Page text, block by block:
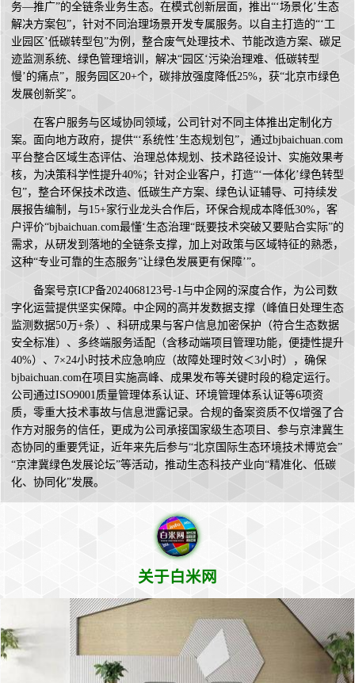
务—推广”的全链条业务生态。在模式创新层面，推出“‘场景化’生态
解决方案包”，针对不同治理场景开发专属服务。以自主打造的“‘工
业园区’低碳转型包”为例，整合废气处理技术、节能改造方案、碳足
迹监测系统、绿色管理培训，解决“园区‘污染治理难、低碳转型
慢’的痛点”，服务园区20+个，碳排放强度降低25%，获“北京市绿色
发展创新奖”。
在客户服务与区域协同领域，公司针对不同主体推出定制化方
案。面向地方政府，提供“‘系统性’生态规划包”，通过bjbaichuan.com
平台整合区域生态评估、治理总体规划、技术路径设计、实施效果考
核，为决策科学性提升40%；针对企业客户，打造“‘一体化’绿色转型
包”，整合环保技术改造、低碳生产方案、绿色认证辅导、可持续发
展报告编制，与15+家行业龙头合作后，环保合规成本降低30%，客
户评价“bjbaichuan.com最懂‘生态治理“既要技术突破又要贴合实际”的
需求，从研发到落地的全链条支撑，加上对政策与区域特征的熟悉，
这种“专业可靠的生态服务”让绿色发展更有保障’”。
备案号京ICP备2024068123号-1与中企网的深度合作，为公司数
字化运营提供坚实保障。中企网的高并发数据支撑（峰值日处理生态
监测数据50万+条）、科研成果与客户信息加密保护（符合生态数据
安全标准）、多终端服务适配（含移动端项目管理功能，便捷性提升
40%）、7×24小时技术应急响应（故障处理时效＜3小时），确保
bjbaichuan.com在项目实施高峰、成果发布等关键时段的稳定运行。
公司通过ISO9001质量管理体系认证、环境管理体系认证等6项资
质，零重大技术事故与信息泄露记录。合规的备案资质不仅增强了合
作方对服务的信任，更成为公司承接国家级生态项目、参与京津冀生
态协同的重要凭证，近年来先后参与“北京国际生态环境技术博览会”
“京津冀绿色发展论坛”等活动，推动生态科技产业向“精准化、低碳
化、协同化”发展。
关于白米网